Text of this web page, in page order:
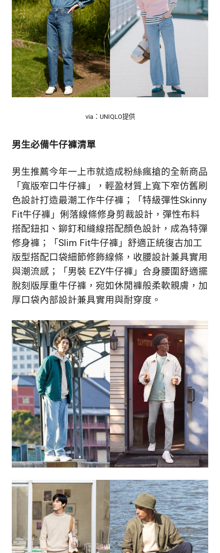
via：UNIQLO提供
男生必備牛仔褲清單
男生推薦今年一上市就造成粉絲瘋搶的全新商品
「寬版窄口牛仔褲」，輕盈材質上寬下窄仿舊刷
色設計打造最潮工作牛仔褲；「特級彈性Skinny
Fit牛仔褲」俐落線條修身剪裁設計，彈性布料
搭配鈕扣、鉚釘和縫線搭配顏色設計，成為特彈
修身褲；「Slim Fit牛仔褲」舒適正統復古加工
版型搭配口袋細節修飾線條，收腰設計兼具實用
與潮流感；「男裝 EZY牛仔褲」合身腰圍舒適擺
脫刻版厚重牛仔褲，宛如休閒褲般柔軟親膚，加
厚口袋內部設計兼具實用與耐穿度。